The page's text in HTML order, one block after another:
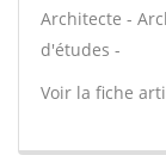
Architecte -
d'études -
Voir la fiche